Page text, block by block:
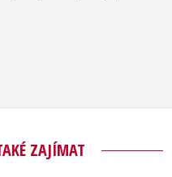
ZAJÍMAT